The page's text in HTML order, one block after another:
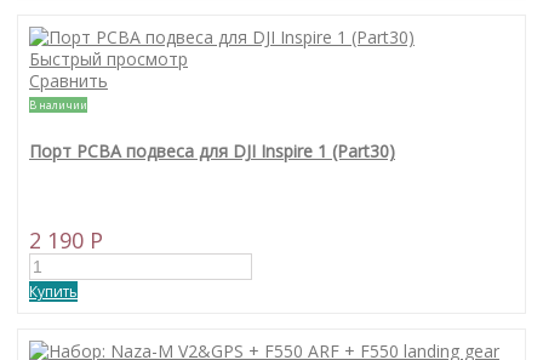
Быстрый просмотр
Сравнить
В наличии
Порт PCBA подвеса для DJI Inspire 1 (Part30)
2 190 P
Купить